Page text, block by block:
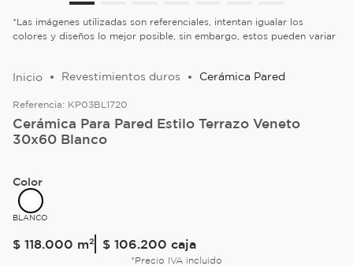
*Las imágenes utilizadas son referenciales, intentan igualar los
colores y diseños lo mejor posible, sin embargo, estos pueden variar
Revestimientos duros Cerámica Pared
Referencia: KP03BL1720
Cerámica Para Pared Estilo Terrazo Veneto
30x60 Blanco
Color
BLANCO
$ 118.000 m² $ 106.200 caja
*Precio IVA incluido